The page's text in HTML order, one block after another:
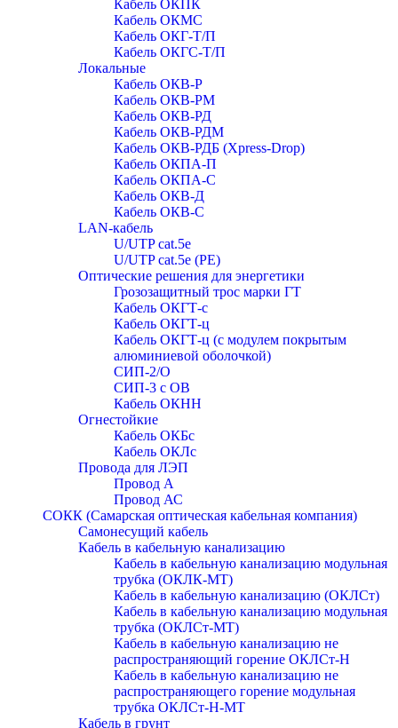
Кабель ОКПК
Кабель ОКМС
Кабель ОКГ-Т/П
Кабель ОКГС-Т/П
Локальные
Кабель ОКВ-Р
Кабель ОКВ-РМ
Кабель ОКВ-РД
Кабель ОКВ-РДМ
Кабель ОКВ-РДБ (Xpress-Drop)
Кабель ОКПА-П
Кабель ОКПА-С
Кабель ОКВ-Д
Кабель ОКВ-С
LAN-кабель
U/UTP cat.5e
U/UTP cat.5e (PE)
Оптические решения для энергетики
Грозозащитный трос марки ГТ
Кабель ОКГТ-с
Кабель ОКГТ-ц
Кабель ОКГТ-ц (с модулем покрытым
алюминиевой оболочкой)
СИП-2/О
СИП-3 с ОВ
Кабель ОКНН
Огнестойкие
Кабель ОКБc
Кабель ОКЛc
Провода для ЛЭП
Провод А
Провод АС
СОКК (Самарская оптическая кабельная компания)
Самонесущий кабель
Кабель в кабельную канализацию
Кабель в кабельную канализацию модульная
трубка (ОКЛК-МТ)
Кабель в кабельную канализацию (ОКЛСт)
Кабель в кабельную канализацию модульная
трубка (ОКЛСт-МТ)
Кабель в кабельную канализацию не
распространяющий горение ОКЛСт-Н
Кабель в кабельную канализацию не
распространяющего горение модульная
трубка ОКЛСт-Н-МТ
Кабель в грунт